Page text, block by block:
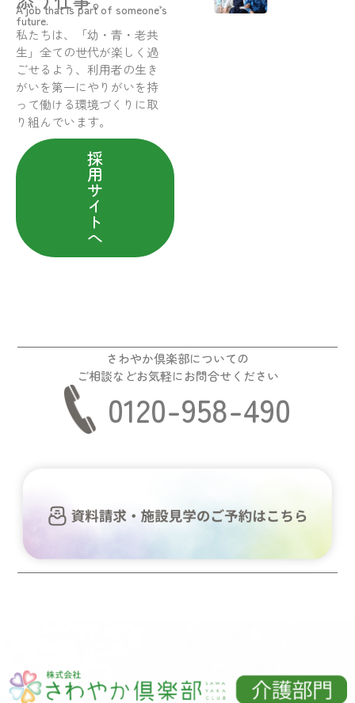
A job that is part of someone’s
future.
私たちは、「幼・青・老共
生」全ての世代が楽しく過
ごせるよう、利用者の生き
がいを第一にやりがいを持
って働ける環境づくりに取
り組んでいます。
採
用
サ
イ
ト
へ
さわやか倶楽部についての
ご相談などお気軽にお問合せください
0120-958-490